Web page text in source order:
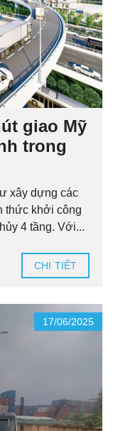
giao Mỹ
trong
xây dựng các
thức khởi công
4 tầng. Với...
CHI TIẾT
17/06/2025